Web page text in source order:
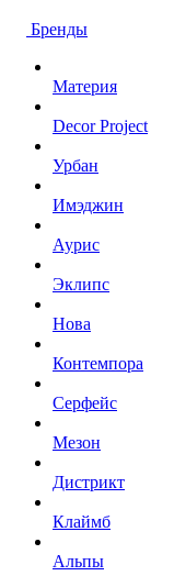
Бренды
Материя
Decor Project
Урбан
Имэджин
Аурис
Эклипс
Нова
Контемпора
Серфейс
Мезон
Дистрикт
Клаймб
Альпы